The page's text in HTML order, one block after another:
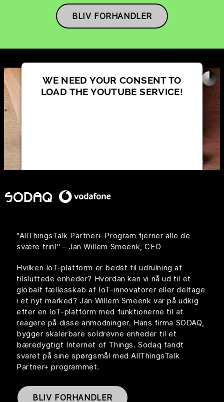
BLIV FORHANDLER
WE NEED YOUR CONSENT TO
LOAD THE YOUTUBE SERVICE!
"AllThingsTalk Partner+ Program fjerner alle de
svære trin!" - Jan Willem Smeenk, CEO
Hvilken IoT-platform er bedst til udrulning af
tilsluttede enheder? Hvordan kan vi nå ud til et
globalt fællesskab af IoT-innovatorer eller deltage
i et nyt marked? Jan Willem Smeenk var på udkig
efter en IoT-platform med funktionerne til at
reagere på disse anmodninger. Hans firma SODAQ,
bygger skalerbare soldrevne enheder til et
bæredygtigt Internet of Things. Sodaq fandt
svaret på sine spørgsmål med AllThingsTalk
Partner+ programmet.
BLIV FORHANDLER